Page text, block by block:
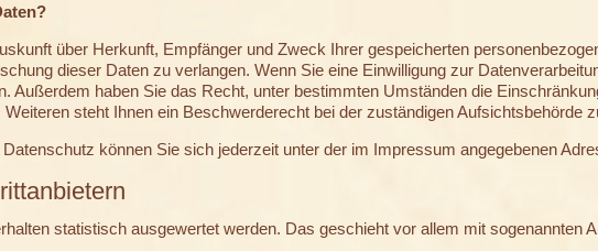
über Herkunft, Empfänger und Zweck Ihrer gespeicherten
dieser Daten zu verlangen. Wenn Sie eine Einwilligung zur
Außerdem haben Sie das Recht, unter bestimmten Umständen die
steht Ihnen ein Beschwerderecht bei der zuständigen Aufsichtsbehörde
können Sie sich jederzeit unter der im Impressum angegebenen
statistisch ausgewertet werden. Das geschieht vor allem mit sogenannten